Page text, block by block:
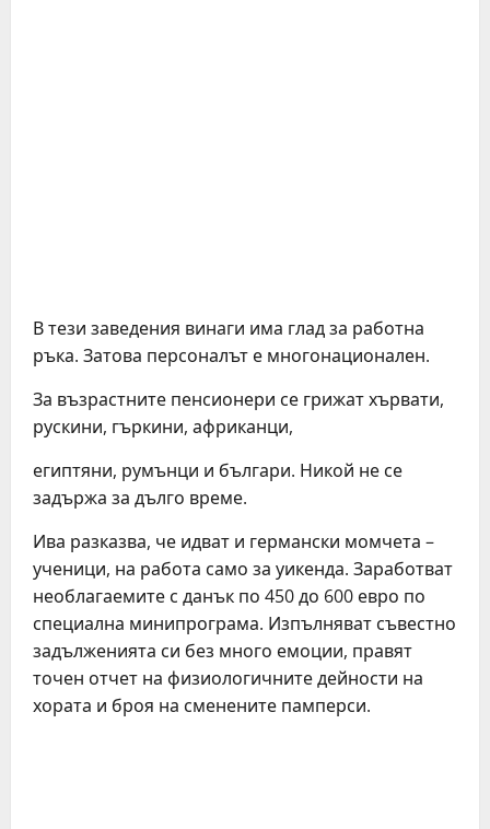
В тези заведения винаги има глад за работна
ръка. Затова персоналът е многонационален.
За възрастните пенсионери се грижат хървати,
рускини, гъркини, африканци,
египтяни, румънци и българи. Никой не се
задържа за дълго време.
Ива разказва, че идват и германски момчета –
ученици, на работа само за уикенда. Заработват
необлагаемите с данък по 450 до 600 евро по
специална минипрограма. Изпълняват съвестно
задълженията си без много емоции, правят
точен отчет на физиологичните дейности на
хората и броя на сменените памперси.